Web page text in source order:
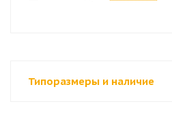
Типоразмеры и наличие